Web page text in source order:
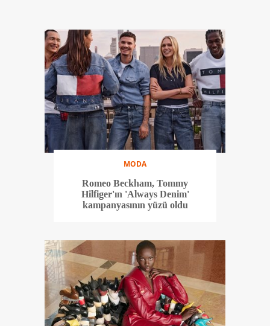
MODA
Romeo Beckham, Tommy
Hilfiger'ın 'Always Denim'
kampanyasının yüzü oldu